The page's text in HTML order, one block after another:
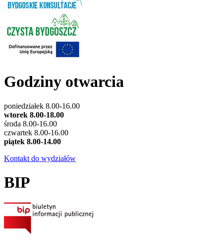
Godziny otwarcia
poniedziałek 8.00-16.00
wtorek 8.00-18.00
środa 8.00-16.00
czwartek 8.00-16.00
piątek 8.00-14.00
Kontakt do wydziałów
BIP